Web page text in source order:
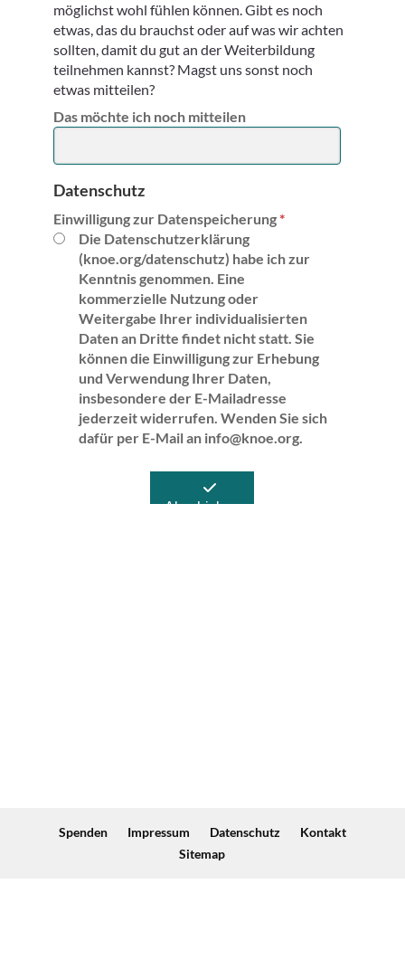
n
h
i
g
e
n
e
möglichst wohl fühlen können. Gibt es noch
etwas, das du brauchst oder auf was wir achten
sollten, damit du gut an der Weiterbildung
teilnehmen kannst? Magst uns sonst noch
etwas mitteilen?
Das möchte ich noch mitteilen
Datenschutz
Einwilligung zur Datenspeicherung*
Die Datenschutzerklärung
(knoe.org/datenschutz) habe ich zur
Kenntnis genommen. Eine
kommerzielle Nutzung oder
Weitergabe Ihrer individualisierten
Daten an Dritte findet nicht statt. Sie
können die Einwilligung zur Erhebung
und Verwendung Ihrer Daten,
insbesondere der E-Mailadresse
jederzeit widerrufen. Wenden Sie sich
dafür per E-Mail an info@knoe.org.
Abschicken
Spenden Impressum Datenschutz
Kontakt
Sitemap